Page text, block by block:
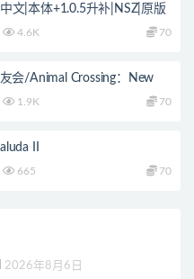
文|本体+1.0.5升补|NSZ|原版
4.6K 70
会/Animal Crossing：New
1.9K 70
II
665 70
2026年8月6日